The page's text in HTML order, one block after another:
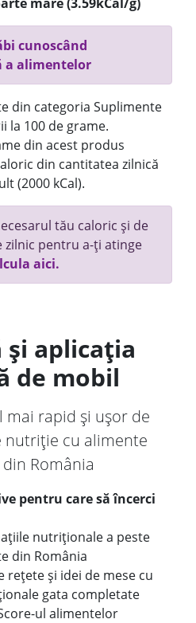
cunoscând
a alimentelor
din categoria Suplimente
la 100 de grame.
din acest produs
din cantitatea zilnică
(2000 kCal).
tău caloric și de
zilnic pentru a-ți atinge
aici.
și aplicația
de mobil
mai rapid și ușor de
cu alimente
România
pentru care să încerci
nutriționale a peste
din România
rețete și idei de mese cu
gata completate
ul alimentelor